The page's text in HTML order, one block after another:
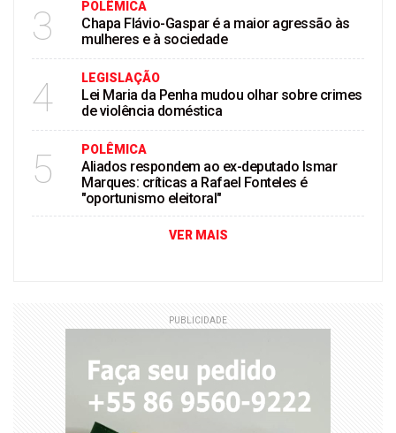
3 POLÊMICA
Chapa Flávio-Gaspar é a maior agressão às
mulheres e à sociedade
4 LEGISLAÇÃO
Lei Maria da Penha mudou olhar sobre crimes
de violência doméstica
5 POLÊMICA
Aliados respondem ao ex-deputado Ismar
Marques: críticas a Rafael Fonteles é
"oportunismo eleitoral"
VER MAIS
PUBLICIDADE